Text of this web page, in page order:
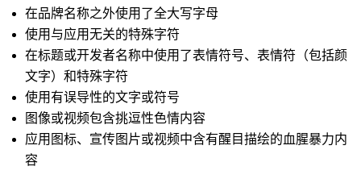
在品牌名称之外使用了全大写字母
使用与应用无关的特殊字符
在标题或开发者名称中使用了表情符号、表情符（包括颜
文字）和特殊字符
使用有误导性的文字或符号
图像或视频包含挑逗性色情内容
应用图标、宣传图片或视频中含有醒目描绘的血腥暴力内
容